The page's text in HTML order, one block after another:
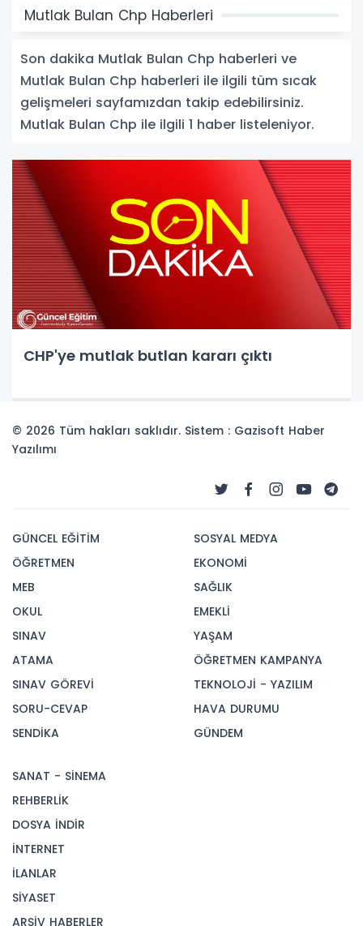
Mutlak Bulan Chp Haberleri
Son dakika Mutlak Bulan Chp haberleri ve
Mutlak Bulan Chp haberleri ile ilgili tüm sıcak
gelişmeleri sayfamızdan takip edebilirsiniz.
Mutlak Bulan Chp ile ilgili 1 haber listeleniyor.
CHP'ye mutlak butlan kararı çıktı
© 2026 Tüm hakları saklıdır. Sistem : Gazisoft Haber
Yazılımı
GÜNCEL EĞİTİM
ÖĞRETMEN
MEB
OKUL
SINAV
ATAMA
SINAV GÖREVİ
SORU-CEVAP
SENDİKA
SOSYAL MEDYA
EKONOMİ
SAĞLIK
EMEKLİ
YAŞAM
ÖĞRETMEN KAMPANYA
TEKNOLOJİ - YAZILIM
HAVA DURUMU
GÜNDEM
SANAT - SİNEMA
REHBERLİK
DOSYA İNDİR
İNTERNET
İLANLAR
SİYASET
ARŞİV HABERLER